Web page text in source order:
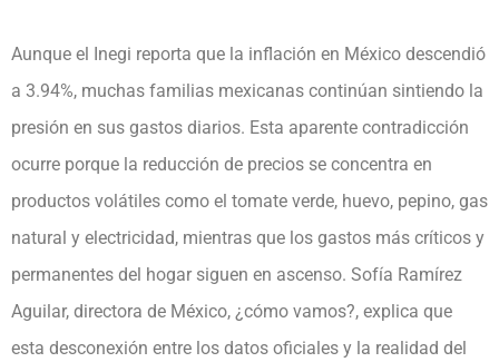
Aunque el Inegi reporta que la inflación en México descendió
a 3.94%, muchas familias mexicanas continúan sintiendo la
presión en sus gastos diarios. Esta aparente contradicción
ocurre porque la reducción de precios se concentra en
productos volátiles como el tomate verde, huevo, pepino, gas
natural y electricidad, mientras que los gastos más críticos y
permanentes del hogar siguen en ascenso. Sofía Ramírez
Aguilar, directora de México, ¿cómo vamos?, explica que
esta desconexión entre los datos oficiales y la realidad del